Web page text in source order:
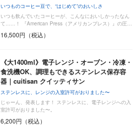
いつものコーヒー豆で、“はじめて”のおいしさ
いつも飲んでいたコーヒーが、こんなにおいしかったなん
て……！ 『American Press（アメリカンプレス）』の圧…
16,500円（税込）
《大1400ml》電子レンジ・オーブン・冷凍・
食洗機OK、調理もできるステンレス保存容
器｜cuitisan クイッティサン
ステンレスに、レンジの入室許可がおりました〜
じゃーん、発表します！ ステンレスに、電子レンジへの入
室許可がおりました〜。
6,200円（税込）